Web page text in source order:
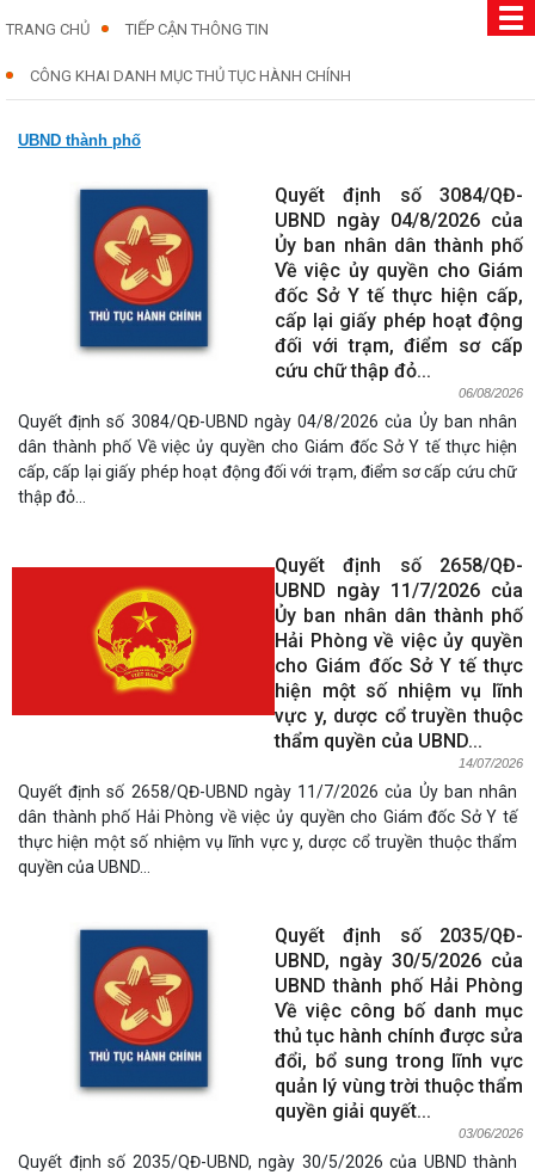
TRANG CHỦ TIẾP CẬN THÔNG TIN
CÔNG KHAI DANH MỤC THỦ TỤC HÀNH CHÍNH
UBND thành phố
Quyết định số 3084/QĐ-
UBND ngày 04/8/2026 của
Ủy ban nhân dân thành phố
Về việc ủy quyền cho Giám
đốc Sở Y tế thực hiện cấp,
cấp lại giấy phép hoạt động
đối với trạm, điểm sơ cấp
cứu chữ thập đỏ...
06/08/2026
Quyết định số 3084/QĐ-UBND ngày 04/8/2026 của Ủy ban nhân
dân thành phố Về việc ủy quyền cho Giám đốc Sở Y tế thực hiện
cấp, cấp lại giấy phép hoạt động đối với trạm, điểm sơ cấp cứu chữ
thập đỏ...
Quyết định số 2658/QĐ-
UBND ngày 11/7/2026 của
Ủy ban nhân dân thành phố
Hải Phòng về việc ủy quyền
cho Giám đốc Sở Y tế thực
hiện một số nhiệm vụ lĩnh
vực y, dược cổ truyền thuộc
thẩm quyền của UBND...
14/07/2026
Quyết định số 2658/QĐ-UBND ngày 11/7/2026 của Ủy ban nhân
dân thành phố Hải Phòng về việc ủy quyền cho Giám đốc Sở Y tế
thực hiện một số nhiệm vụ lĩnh vực y, dược cổ truyền thuộc thẩm
quyền của UBND...
Quyết định số 2035/QĐ-
UBND, ngày 30/5/2026 của
UBND thành phố Hải Phòng
Về việc công bố danh mục
thủ tục hành chính được sửa
đổi, bổ sung trong lĩnh vực
quản lý vùng trời thuộc thẩm
quyền giải quyết...
03/06/2026
Quyết định số 2035/QĐ-UBND, ngày 30/5/2026 của UBND thành